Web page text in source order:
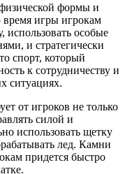
формы и
игры игрокам
использовать особые
и стратегически
спорт, который
к сотрудничеству и
ситуациях.
от игроков не только
силой и
использовать щетку
лед. Камни
придется быстро